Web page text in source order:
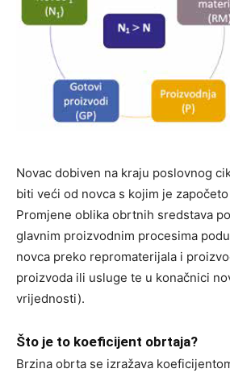
Novac dobiven na kraju poslovnog
biti veći od novca s kojim je
Promjene oblika obrtnih sredstava
glavnim proizvodnim procesima
novca preko repromaterijala i
proizvoda ili usluge te u konačnici
vrijednosti).
Što je to koeficijent obrtaja?
Brzina obrta se izražava